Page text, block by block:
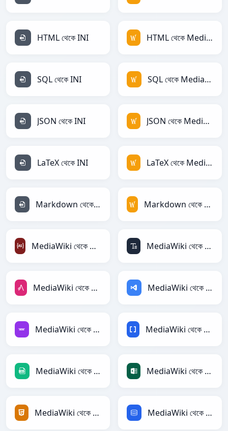
HTML থেকে INI HTML থেকে MediaWiki
SQL থেকে INI SQL থেকে MediaWiki
JSON থেকে INI JSON থেকে MediaWiki
LaTeX থেকে INI LaTeX থেকে MediaWiki
Markdown থেকে INI Markdown থেকে MediaWiki
MediaWiki থেকে ActionScript MediaWiki থেকে ASCII
MediaWiki থেকে AsciiDoc MediaWiki থেকে ASP
MediaWiki থেকে Avro MediaWiki থেকে BBCode
MediaWiki থেকে CSV MediaWiki থেকে Excel
MediaWiki থেকে HTML MediaWiki থেকে SQL